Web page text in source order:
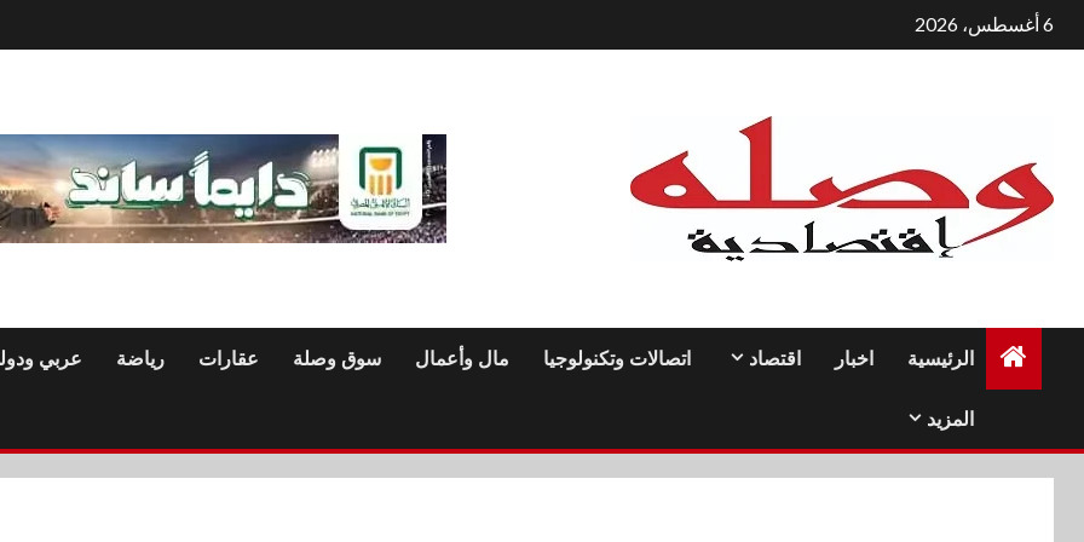
التجاوز
إلى
6 أغسطس، 2026
الرئيسية اخبار اقتصاد اتصالات وتكنولوجيا مال وأعمال سوق وصلة عقارات رياضة عربي
المزيد